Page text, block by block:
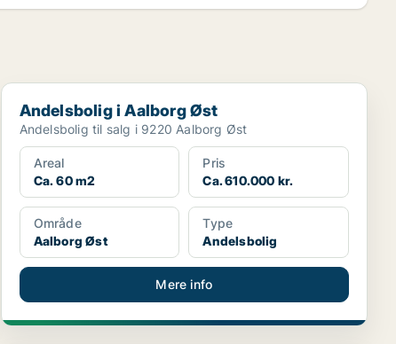
Andelsbolig i Aalborg Øst
Andelsbolig i Aalborg Øst
Andelsbolig til salg i 9220 Aalborg Øst
Areal
Ca. 60 m2
Pris
Ca. 610.000 kr.
Område
Aalborg Øst
Type
Andelsbolig
Mere info